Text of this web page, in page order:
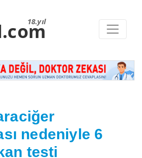
18.yıl
nedeniyle 6
testi